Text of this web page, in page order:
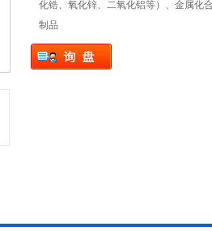
化锆、氧化锌、二氧化铝等）、金属化
制品